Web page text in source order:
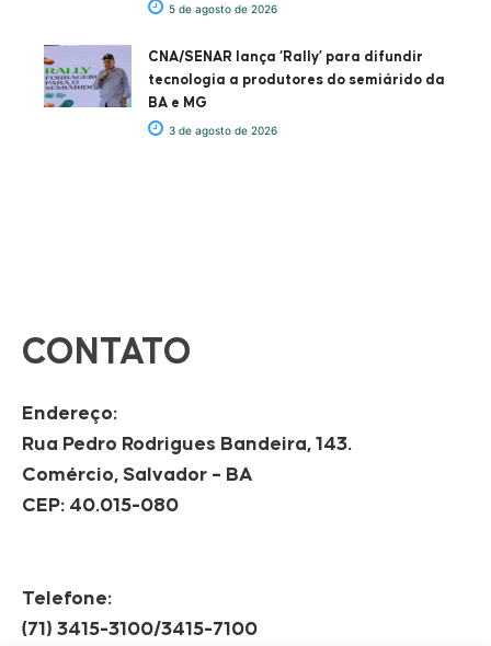
5 de agosto de 2026
CNA/SENAR lança ‘Rally’ para difundir
tecnologia a produtores do semiárido da
BA e MG
3 de agosto de 2026
CONTATO
Endereço:
Rua Pedro Rodrigues Bandeira, 143.
Comércio, Salvador – BA
CEP: 40.015-080
Telefone:
(71) 3415-3100/3415-7100